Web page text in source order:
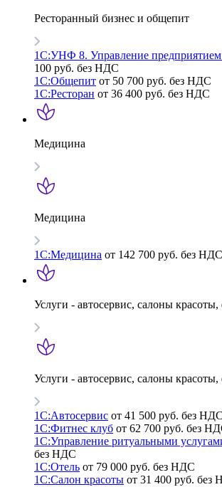
Ресторанный бизнес и общепит
1С:УНФ 8. Управление
100 руб. без НДС
1С:Общепит от 50 700 руб. без НДС
1С:Ресторан от 36 400 руб. без НДС
Медицина
Медицина
1С:Медицина от 142 700 руб. без НДС
Услуги - автосервис, cалоны красоты,
Услуги - автосервис, cалоны красоты,
1С:Автосервис от 41 500 руб. без НДС
1С:Фитнес клуб от 62 700 руб. без
1С:Управление ритуальными
без НДС
1С:Отель от 79 000 руб. без НДС
1С:Салон красоты от 31 400 руб. без